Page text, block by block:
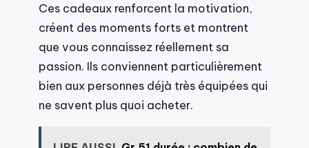
Ces cadeaux renforcent la motivation,
créent des moments forts et montrent
que vous connaissez réellement sa
passion. Ils conviennent particulièrement
bien aux personnes déjà très équipées qui
ne savent plus quoi acheter.